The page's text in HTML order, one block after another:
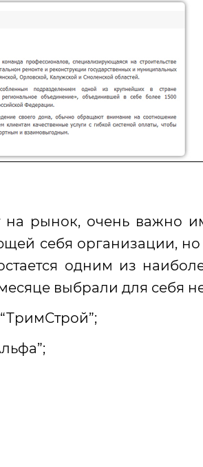
рынок, очень важно
себя организации,
одним из
выбрали для себя